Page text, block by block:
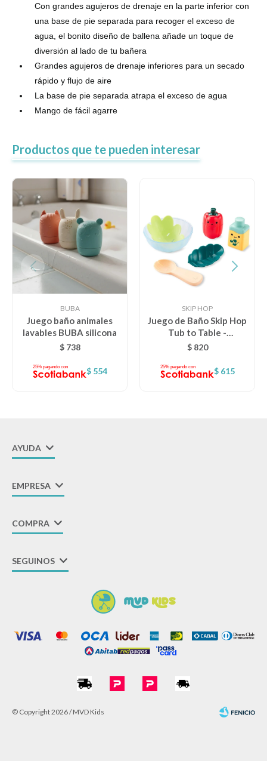
Con grandes agujeros de drenaje en la parte inferior con
una base de pie separada para recoger el exceso de
agua, el bonito diseño de ballena añade un toque de
diversión al lado de tu bañera
Grandes agujeros de drenaje inferiores para un secado
rápido y flujo de aire
La base de pie separada atrapa el exceso de agua
Mango de fácil agarre
Productos que te pueden interesar
BUBA
Juego baño animales
lavables BUBA silicona
$ 738
$ 554
SKIP HOP
Juego de Baño Skip Hop
Tub to Table -
ENSALADA
$ 820
$ 615
AYUDA
EMPRESA
COMPRA
SEGUINOS
© Copyright 2026 / MVD Kids
Vestimenta
Gift cards
Nuevos
Contacto
Local MVD Kids